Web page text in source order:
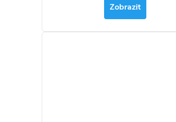
Zobrazit